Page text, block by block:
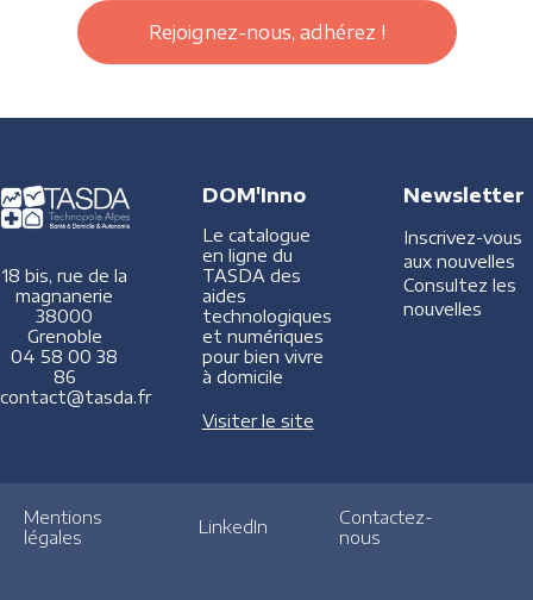
Rejoignez-nous, adhérez !
18 bis, rue de la
magnanerie
38000
Grenoble
04 58 00 38
86
contact@tasda.fr
DOM'Inno
Le catalogue
en ligne du
TASDA des
aides
technologiques
et numériques
pour bien vivre
à domicile
Visiter le site
Newsletter
Inscrivez-vous
aux nouvelles
Consultez les
nouvelles
Mentions
légales
LinkedIn
Contactez-
nous